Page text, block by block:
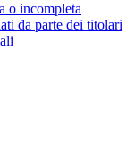
o incompleta
da parte dei titolari